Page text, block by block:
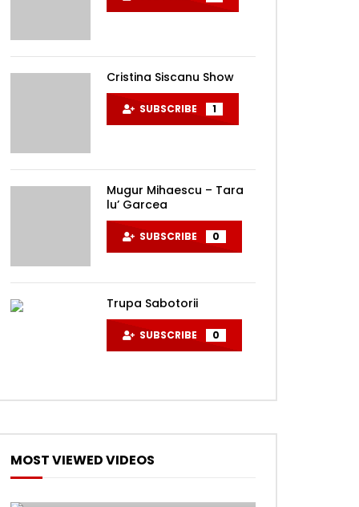
Cristina Siscanu Show
SUBSCRIBE 1
Mugur Mihaescu – Tara
lu’ Garcea
SUBSCRIBE 0
Trupa Sabotorii
SUBSCRIBE 0
MOST VIEWED VIDEOS